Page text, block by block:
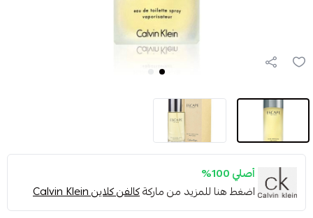
أصلي 100%
اضغط هنا للمزيد من ماركةكالفن كلاين Calvin Klein